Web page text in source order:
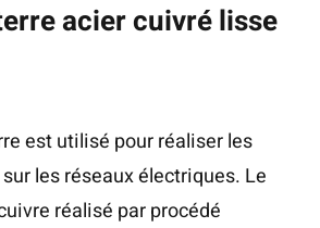
acier cuivré lisse
est utilisé pour réaliser les
les réseaux électriques. Le
réalisé par procédé